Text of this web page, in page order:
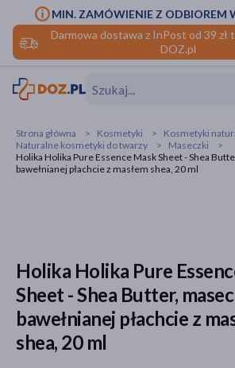
Darmowa dostawa z InPost od 39 zł
DOZ.pl
MIN. ZAMÓWIENIE Z ODBIOREM
Strona główna Kosmetyki
Kosmetyki
Naturalne kosmetyki do twarzy
Maseczki
Holika Holika Pure Essence Mask Sheet - Shea
bawełnianej płachcie z masłem shea, 20 ml
Holika Holika Pure
Sheet - Shea Butter,
bawełnianej płachcie z
shea, 20 ml